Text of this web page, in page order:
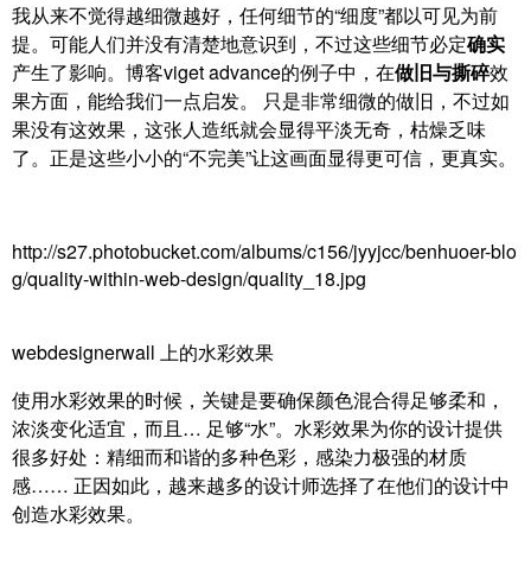
我从来不觉得越细微越好，任何细节的“细度”都以可见为前
提。可能人们并没有清楚地意识到，不过这些细节必定确实
产生了影响。博客viget advance的例子中，在做旧与撕碎效
果方面，能给我们一点启发。 只是非常细微的做旧，不过如
果没有这效果，这张人造纸就会显得平淡无奇，枯燥乏味
了。正是这些小小的“不完美”让这画面显得更可信，更真实。
http://s27.photobucket.com/albums/c156/jyyjcc/benhuoer-blo
g/quality-within-web-design/quality_18.jpg
webdesignerwall 上的水彩效果
使用水彩效果的时候，关键是要确保颜色混合得足够柔和，
浓淡变化适宜，而且… 足够“水”。水彩效果为你的设计提供
很多好处：精细而和谐的多种色彩，感染力极强的材质
感…… 正因如此，越来越多的设计师选择了在他们的设计中
创造水彩效果。